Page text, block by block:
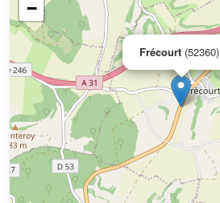
Frécourt (52360)
−